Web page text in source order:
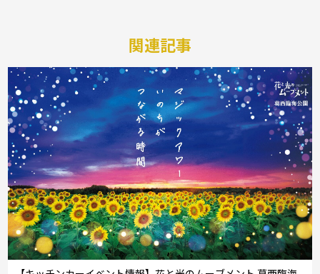
関連記事